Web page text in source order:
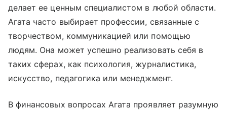
делает ее ценным специалистом в любой области.
Агата часто выбирает профессии, связанные с
творчеством, коммуникацией или помощью
людям. Она может успешно реализовать себя в
таких сферах, как психология, журналистика,
искусство, педагогика или менеджмент.
В финансовых вопросах Агата проявляет разумную